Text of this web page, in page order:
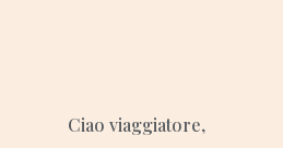
Ciao viaggiatore,